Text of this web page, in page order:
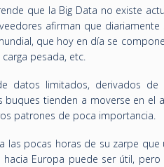
que la Big Data no existe
afirman que
que hoy en día se
pesada, etc.
datos limitados, derivados
buques tienden a moverse en
patrones de poca importancia.
las pocas horas de su zarpe
hacia Europa puede ser útil,